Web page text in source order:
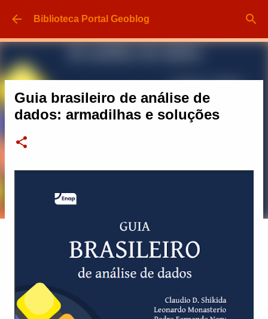
Pular para o conteúdo principal
Biblioteca Portal Geoblog
Guia brasileiro de análise de
dados: armadilhas e soluções